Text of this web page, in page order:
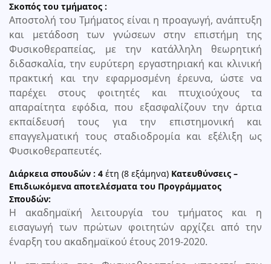
Σκοπός του τμήματος :
Αποστολή του Τμήματος είναι η προαγωγή, ανάπτυξη
και μετάδοση των γνώσεων στην επιστήμη της
Φυσικοθεραπείας, με την κατάλληλη θεωρητική
διδασκαλία, την ευρύτερη εργαστηριακή και κλινική
πρακτική και την εφαρμοσμένη έρευνα, ώστε να
παρέχει στους φοιτητές και πτυχιούχους τα
απαραίτητα εφόδια, που εξασφαλίζουν την άρτια
εκπαίδευσή τους για την επιστημονική και
επαγγελματική τους σταδιοδρομία και εξέλιξη ως
Φυσικοθεραπευτές.
Διάρκεια σπουδών : 4 έτη (8 εξάμηνα) Κατευθύνσεις –
Επιδιωκόμενα αποτελέσματα του Προγράμματος
Σπουδών:
Η ακαδηµαϊκή λειτουργία του τμήματος και η
εισαγωγή των πρώτων φοιτητών αρχίζει από την
έναρξη του ακαδηµαϊκού έτους 2019-2020.